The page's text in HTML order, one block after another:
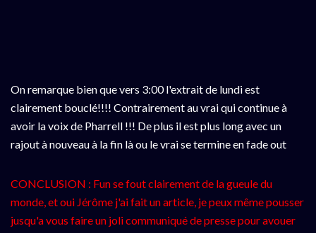
On remarque bien que vers 3:00 l'extrait de lundi est
clairement bouclé!!!! Contrairement au vrai qui continue à
avoir la voix de Pharrell !!! De plus il est plus long avec un
rajout à nouveau à la fin là ou le vrai se termine en fade out
CONCLUSION : Fun se fout clairement de la gueule du
monde, et oui Jérôme j'ai fait un article, je peux même pousser
jusqu'a vous faire un joli communiqué de presse pour avouer